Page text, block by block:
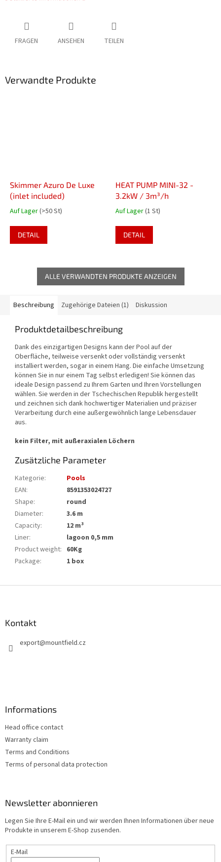
FRAGEN ANSEHEN TEILEN
Verwandte Produkte
Skimmer Azuro De Luxe
(inlet included)
Auf Lager(>50 St)
DETAIL
HEAT PUMP MINI-32 -
3.2kW / 3m³/h
Auf Lager(1 St)
DETAIL
ALLE VERWANDTEN PRODUKTE ANZEIGEN
Beschreibung Zugehörige Dateien (1) Diskussion
Produktdetailbeschreibung
Dank des einzigartigen Designs kann der Pool auf der
Oberfläche, teilweise versenkt oder vollständig versenkt
installiert werden, sogar in einem Hang. Die einfache Umsetzung
können Sie in nur einem Tag selbst erledigen! Sie können das
ideale Design passend zu Ihrem Garten und Ihren Vorstellungen
wählen. Sie werden in der Tschechischen Republik hergestellt
und zeichnen sich dank hochwertiger Materialien und präziser
Verarbeitung durch eine außergewöhnlich lange Lebensdauer
aus.
kein Filter, mit außeraxialen Löchern
Zusätzliche Parameter
Kategorie:
Pools
EAN:
8591353024727
Shape:
round
Diameter:
3.6 m
Capacity:
12 m³
Liner:
lagoon 0,5 mm
Product weight: 60Kg
Package: 1 box
Kontakt
export@mountfield.cz
Informations
Head office contact
Warranty claim
Terms and Conditions
Terms of personal data protection
Newsletter abonnieren
Legen Sie Ihre E-Mail ein und wir werden Ihnen Informationen über neue
Produkte in unserem E-Shop zusenden.
E-Mail